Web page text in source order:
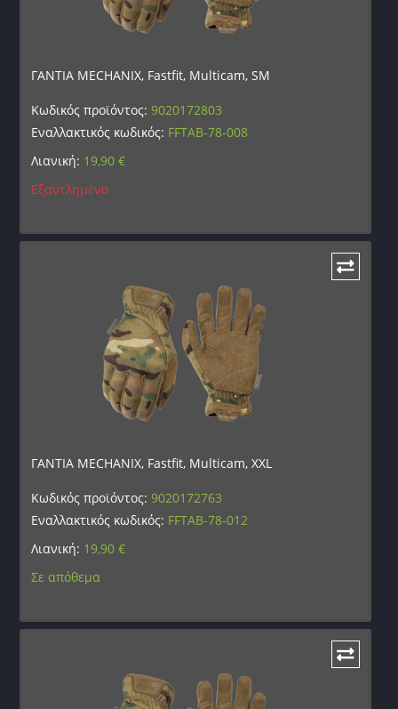
ΓΑΝΤΙΑ MECHANIX, Fastfit, Multicam, SM
Κωδικός προϊόντος:9020172803
Εναλλακτικός κωδικός: FFTAB-78-008
Λιανική: 19,90€
Εξαντλημένο
ΓΑΝΤΙΑ MECHANIX, Fastfit, Multicam, XXL
Κωδικός προϊόντος:9020172763
Εναλλακτικός κωδικός: FFTAB-78-012
Λιανική: 19,90€
Σε απόθεμα